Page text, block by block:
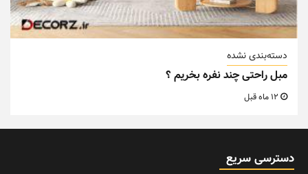
دسته‌بندی نشده
مبل راحتی چند نفره بخریم ؟
دسترسی سریع